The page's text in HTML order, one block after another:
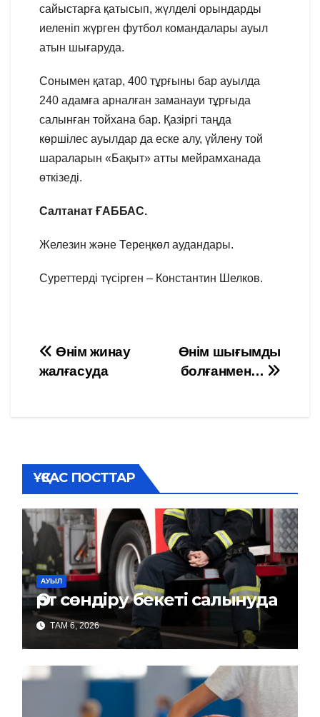
сайыстарға қатысып, жүлделі орындарды
иеленіп жүрген футбол командалары ауыл
атын шығаруда.
Сонымен қатар, 400 тұрғыны бар ауылда
240 адамға арналған заманауи тұрғыда
салынған тойхана бар. Қазіргі таңда
көршілес ауылдар да еске алу, үйлену той
шараларын «Бақыт» атты мейрамханада
өткізеді.
Салтанат ҒАББАС.
Железин және Тереңкөл аудандары.
Суреттерді түсірген – Константин Шелков.
Навигация
Өнім шығымды
болғанмен…
Өнім жинау
жалғасуда
ҰҚСАС ПОСТТАР
АУЫЛ
Өрт сөндіру бекеті салынуда
ТАМ 6, 2026